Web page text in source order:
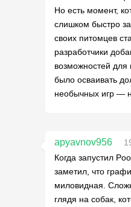
Но есть момент,
слишком быстро
своих питомцев
разработчики
возможностей для
было осваивать
необычных игр —
apyavnov956
Когда запустил
заметил, что
миловидная.
глядя на собак,